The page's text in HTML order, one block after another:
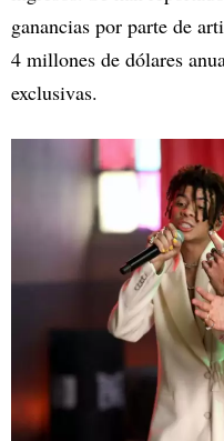
ganancias por parte de
4 millones de dólares
exclusivas.